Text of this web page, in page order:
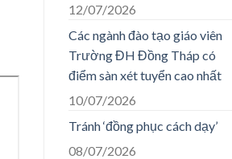
12/07/2026
Các ngành đào tạo giáo viên
Trường ĐH Đồng Tháp có
điểm sàn xét tuyển cao nhất
10/07/2026
Tránh ‘đồng phục cách dạy’
08/07/2026